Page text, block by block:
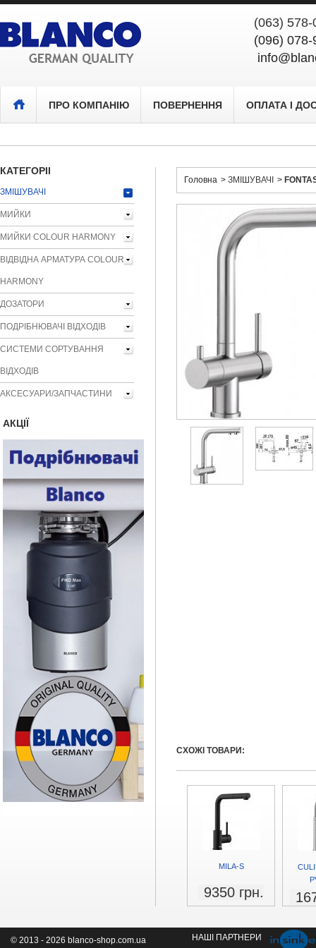
(063)
(096)
ПРО КОМПАНІЮ ПОВЕРНЕННЯ ОПЛАТА І
КАТЕГОРІЇ
ЗМІШУВАЧІ
МИЙКИ
МИЙКИ COLOUR HARMONY
ВІДВІДНА АРМАТУРА COLOUR
HARMONY
ДОЗАТОРИ
ПОДРІБНЮВАЧІ ВІДХОДІВ
СИСТЕМИ СОРТУВАННЯ
ВІДХОДІВ
АКСЕСУАРИ/ЗАПЧАСТИНИ
AКЦІЇ
Головна > ЗМІШУВАЧІ >
СХОЖІ ТОВАРИ:
MILA-S
9350 грн.
© 2013 - 2026 blanco-shop.com.ua НАШІ ПАРТНЕРИ